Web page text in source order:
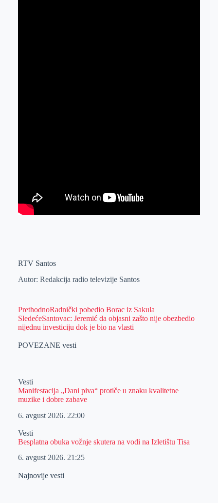
RTV Santos
Autor: Redakcija radio televizije Santos
PrethodnoRadnički pobedio Borac iz Sakula
SledećeSantovac: Jeremić da objasni zašto nije obezbedio
nijednu investiciju dok je bio na vlasti
POVEZANE vesti
Vesti
Manifestacija „Dani piva“ protiče u znaku kvalitetne
muzike i dobre zabave
6. avgust 2026. 22:00
Vesti
Besplatna obuka vožnje skutera na vodi na Izletištu Tisa
6. avgust 2026. 21:25
Najnovije vesti